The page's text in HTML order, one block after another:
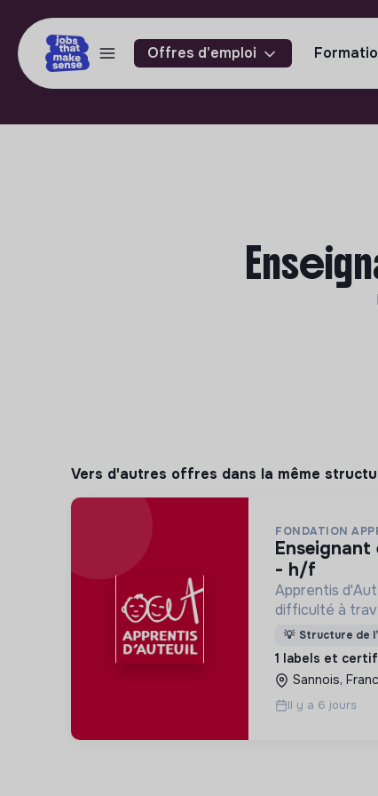
Offres d'emploi
Vers d'autres offres dans la même
FONDATION
enseignant eps temps partiel lns
- h/f
Apprentis
difficulté à
d’accueil,
d’insertion
des hommes
💡 Structure de
1 labels et
Sannois,
Il y a 6 jours